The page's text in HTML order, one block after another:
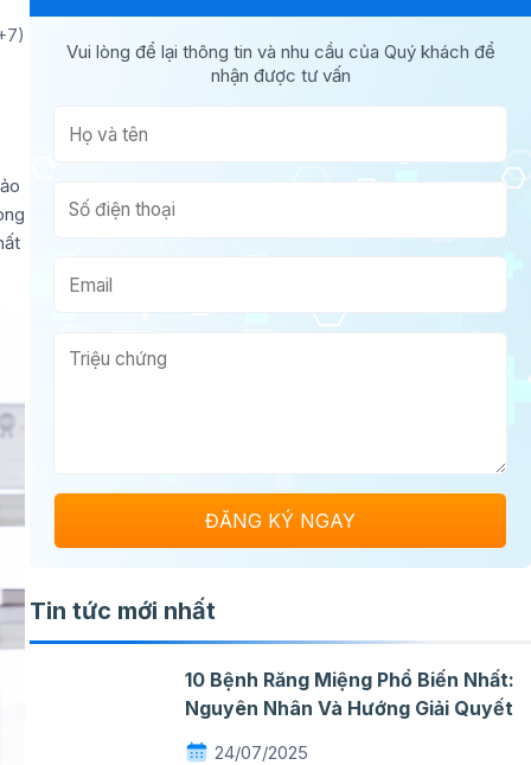
Vui lòng để lại thông tin và nhu cầu của Quý khách để
nhận được tư vấn
Tin tức mới nhất
10 Bệnh Răng Miệng Phổ Biến Nhất:
Nguyên Nhân Và Hướng Giải Quyết
24/07/2025